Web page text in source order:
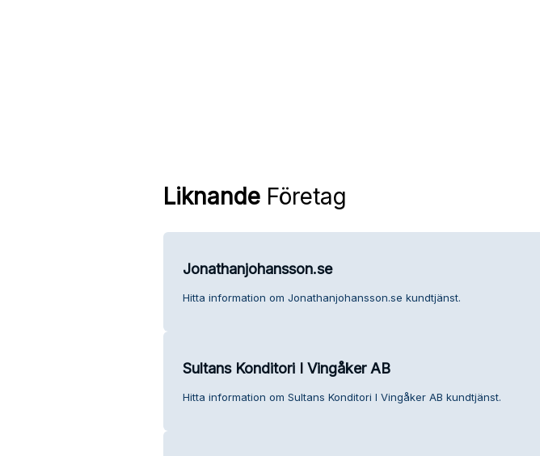
LiknandeFöretag
Jonathanjohansson.se
Hitta information om Jonathanjohansson.se kundtjänst.
Sultans Konditori I Vingåker AB
Hitta information om Sultans Konditori I Vingåker AB kundtjänst.